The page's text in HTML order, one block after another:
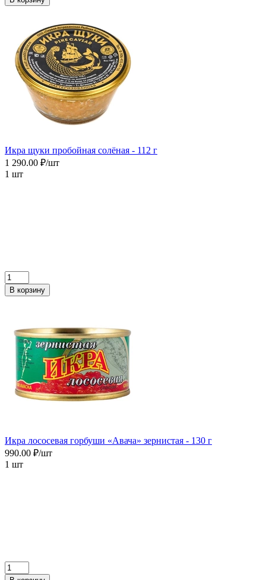
Икра щуки пробойная солёная - 112 г
1 290.00 ₽/шт
1 шт
В корзину
Икра лососевая горбуши «Авача» зернистая - 130 г
990.00 ₽/шт
1 шт